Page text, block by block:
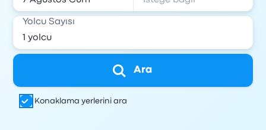
Yolcu Sayısı
Ara
Konaklama yerlerini ara